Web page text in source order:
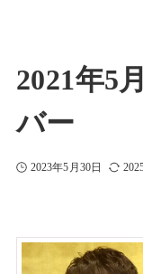
2021年5
バー
2023年5月30日